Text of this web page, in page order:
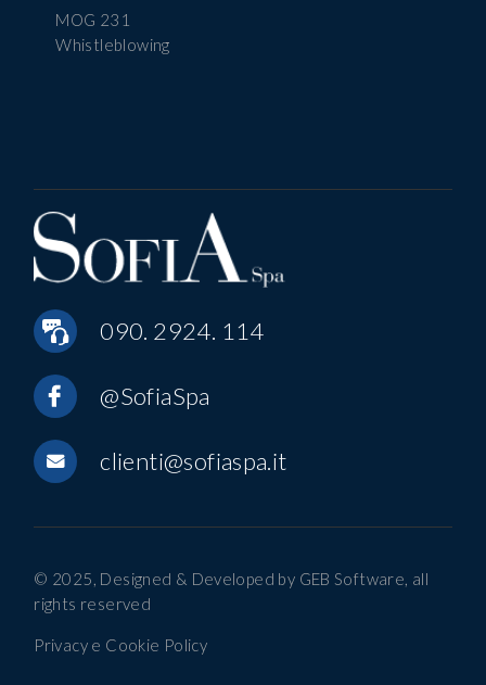
MOG 231
Whistleblowing
090. 2924. 114
@SofiaSpa
clienti@sofiaspa.it
© 2025, Designed & Developed by GEB Software, all
rights reserved
Privacy e Cookie Policy